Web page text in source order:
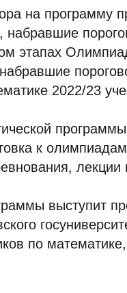
на
набравшие
этапах
2022/23
к
выступит
по